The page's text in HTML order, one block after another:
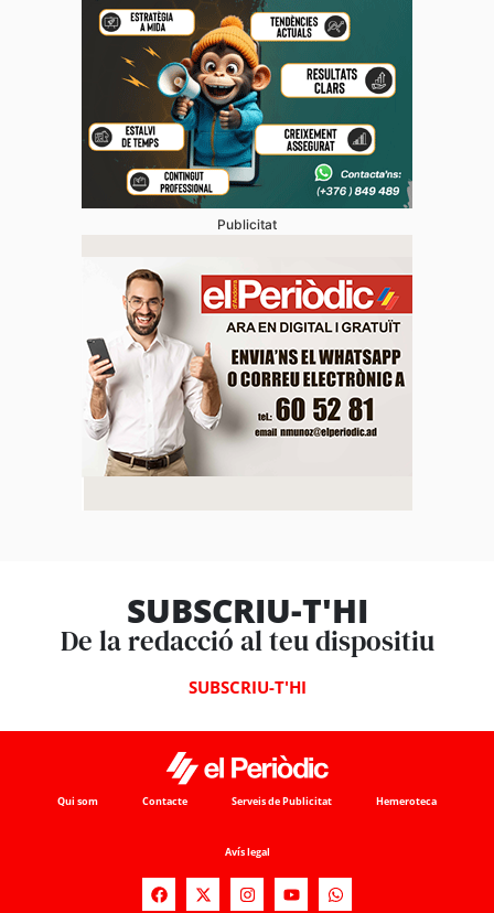
Publicitat
SUBSCRIU-T'HI
De la redacció al teu dispositiu
SUBSCRIU-T'HI
Qui som Contacte Serveis de Publicitat Hemeroteca
Avís legal